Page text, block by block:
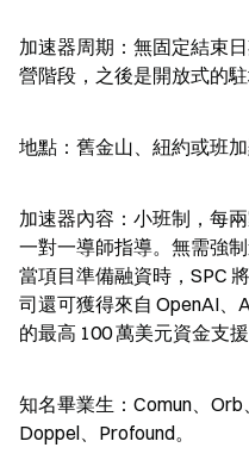
加速器周期：無固定結束
營階段，之後是開放式的駐
地點：舊金山、紐約或班加
加速器內容：小班制，每
一對一導師指導。無需強
當項目準備融資時，SPC
司還可獲得來自 OpenAI、
的最高 100 萬美元資金支援
知名畢業生：Comun、Orb
Doppel、Profound。